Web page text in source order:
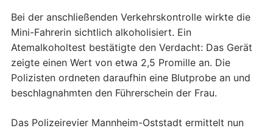
Bei der anschließenden Verkehrskontrolle wirkte die
Mini-Fahrerin sichtlich alkoholisiert. Ein
Atemalkoholtest bestätigte den Verdacht: Das Gerät
zeigte einen Wert von etwa 2,5 Promille an. Die
Polizisten ordneten daraufhin eine Blutprobe an und
beschlagnahmten den Führerschein der Frau.
Das Polizeirevier Mannheim-Oststadt ermittelt nun